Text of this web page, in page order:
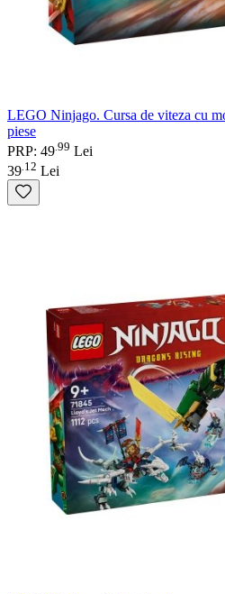
LEGO Ninjago. Cursa de viteza cu
piese
PRP: 49 99 Lei
39 12 Lei